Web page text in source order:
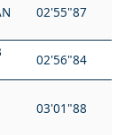
02'55"87
02'56"84
03'01"88